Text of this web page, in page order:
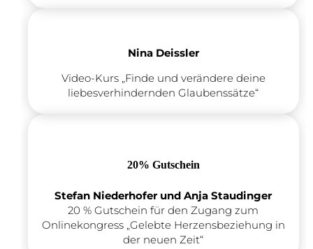
Nina Deissler
Video-Kurs „Finde und verändere deine
liebesverhindernden Glaubenssätze“
20% Gutschein
Stefan Niederhofer und Anja Staudinger
20 % Gutschein für den Zugang zum
Onlinekongress „Gelebte Herzensbeziehung in
der neuen Zeit“